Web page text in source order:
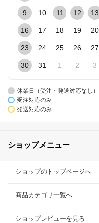
9 10 11 12 13
16 17 18 19 20
23 24 25 26 27
30 31 1 2 3
休業日（受注・発送対応なし）
受注対応のみ
発送対応のみ
ショップメニュー
ショップのトップページへ
商品カテゴリ一覧へ
ショップレビューを見る